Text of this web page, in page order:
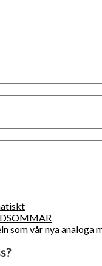
som vår nya analoga